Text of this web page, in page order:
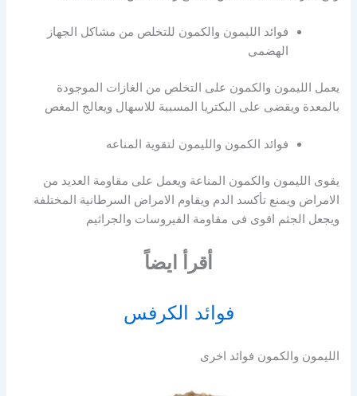
فوائد الليمون والكمون للتخلص من مشاكل الجهاز
الهضمى
يعمل الليمون والكمون على التخلص من الغازات الموجودة
بالمعدة ويقضى على البكتريا المسببة للاسهال ويعالج المغص
فوائد الكمون والليمون لتقوية المناعه
يقوى الليمون والكمون المناعة ويعمل على مقاومة العديد من
الامراض ويمنع تأكسد الدم ويقاوم الامراض السرطانية المختلفة
ويجعل الجثم اقوى فى مقاومة الفيروسات والجراثيم
أقرأ ايضاً
فوائد الكرفس
الليمون والكمون فوائد اخرى